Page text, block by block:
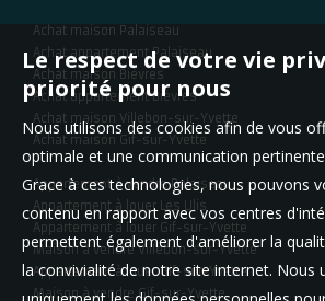
Achat maison Palaiseau
Achat appartement Palaiseau
Achat maison Bièvres
Achat appartement Bièvres
Achat maison Villebon-sur-Yvette
Achat maison Gif-sur-Yvette
Appartement à vendre Palaiseau
Appartement à louer Les Ulis
Appartement à louer Gif-sur-Yvette
Maison à vendre Villebon-sur-Yvette
Appartement à louer Gif-sur-Yvette
Maison à vendre Gif-sur-Yvette
Le respect de votre vie
priorité pour nous
Nous utilisons des cookies afin de vous
optimale et une communication
Grace à ces technologies, nous pouvons
contenu en rapport avec vos centres
permettent également d'améliorer la
la convivialité de notre site internet. Nous